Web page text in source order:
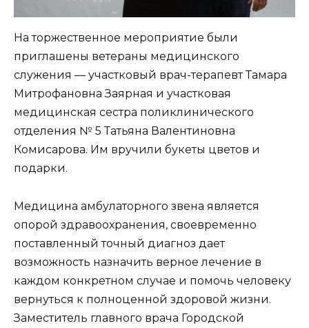
На торжественное мероприятие были
приглашены ветераны медицинского
служения — участковый врач-терапевт Тамара
Митрофановна Заярная и участковая
медицинская сестра поликлинического
отделения № 5 Татьяна Валентиновна
Комисарова. Им вручили букеты цветов и
подарки.
Медицина амбулаторного звена является
опорой здравоохранения, своевременно
поставленный точный диагноз дает
возможность назначить верное лечение в
каждом конкретном случае и помочь человеку
вернуться к полноценной здоровой жизни.
Заместитель главного врача Городской